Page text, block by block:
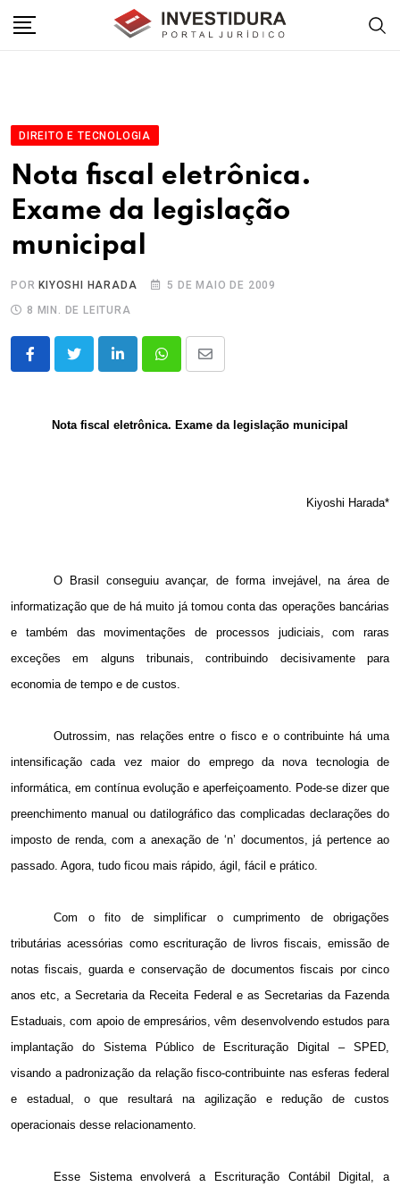
DIREITO E TECNOLOGIA
Nota fiscal eletrônica.
Exame da legislação
municipal
POR KIYOSHI HARADA
5 DE MAIO DE 2009
8 MIN. DE LEITURA
LinkedInWhatsappShare
Nota fiscal eletrônica. Exame da legislação municipal
Kiyoshi Harada*
O Brasil conseguiu avançar, de forma invejável, na área de
informatização que de há muito já tomou conta das operações bancárias
e também das movimentações de processos judiciais, com raras
exceções em alguns tribunais, contribuindo decisivamente para
economia de tempo e de custos.
Outrossim, nas relações entre o fisco e o contribuinte há uma
intensificação cada vez maior do emprego da nova tecnologia de
informática, em contínua evolução e aperfeiçoamento. Pode-se dizer que
preenchimento manual ou datilográfico das complicadas declarações do
imposto de renda, com a anexação de ‘n’ documentos, já pertence ao
passado. Agora, tudo ficou mais rápido, ágil, fácil e prático.
Com o fito de simplificar o cumprimento de obrigações
tributárias acessórias como escrituração de livros fiscais, emissão de
notas fiscais, guarda e conservação de documentos fiscais por cinco
anos etc, a Secretaria da Receita Federal e as Secretarias da Fazenda
Estaduais, com apoio de empresários, vêm desenvolvendo estudos para
implantação do Sistema Público de Escrituração Digital – SPED,
visando a padronização da relação fisco-contribuinte nas esferas federal
e estadual, o que resultará na agilização e redução de custos
operacionais desse relacionamento.
Esse Sistema envolverá a Escrituração Contábil Digital, a